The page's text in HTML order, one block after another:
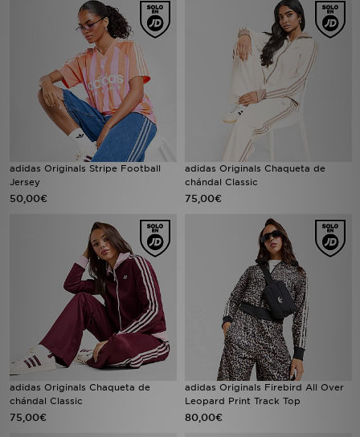
adidas Originals Stripe Football
Jersey
50,00€
adidas Originals Chaqueta de
chándal Classic
75,00€
adidas Originals Chaqueta de
chándal Classic
75,00€
adidas Originals Firebird All Over
Leopard Print Track Top
80,00€